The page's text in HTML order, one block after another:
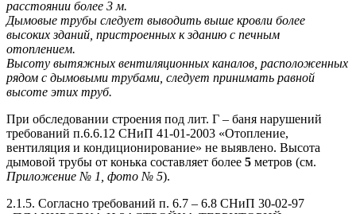
расстоянии более 3 м.
Дымовые трубы следует выводить выше кровли более
высоких зданий, пристроенных к зданию с печным
отоплением.
Высоту вытяжных вентиляционных каналов, расположенных
рядом с дымовыми трубами, следует принимать равной
высоте этих труб.
При обследовании строения под лит. Г – баня нарушений
требований п.6.6.12 СНиП 41-01-2003 «Отопление,
вентиляция и кондиционирование» не выявлено. Высота
дымовой трубы от конька составляет более 5 метров (см.
Приложение № 1, фото № 5).
2.1.5. Согласно требований п. 6.7 – 6.8 СНиП 30-02-97